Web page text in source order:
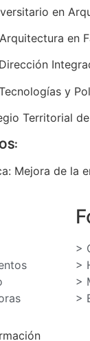
en
en
y
Territorial
Mejora de la
>
>
>
>